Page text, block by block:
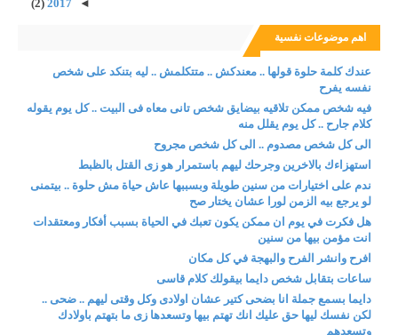
◄
2017
(2)
اهم موضوعات نفسية
عندك كلمة حلوة قولها .. معندكش .. متتكلمش .. ليه بتنكد على شخص
نفسه يفرح
فيه شخص ممكن تلاقيه بيضايق شخص تانى معاه فى البيت .. كل يوم يقوله
كلام جارح .. كل يوم يقلل منه
الى كل شخص مصدوم .. الى كل شخص مجروح
استهزاءك بالاخرين وجرحك ليهم باستمرار هو زى القتل بالظبط
ندم على اختيارات من سنين طويلة وبسببها عاش حياة مش حلوة .. بيتمنى
لو يرجع بيه الزمن لورا عشان يختار صح
هل فكرت في يوم ان ممكن يكون تعبك في الحياة بسبب أفكار ومعتقدات
انت مؤمن بيها من سنين
افرح وانشر الفرح والبهجة في كل مكان
ساعات بتقابل شخص دايما بيقولك كلام قاسى
دايما بسمع جملة انا بضحى كتير عشان اولادى وكل وقتى ليهم .. ضحى ..
لكن نفسك ليها حق عليك انك تهتم بيها وتسعدها زى ما بتهتم باولادك
وتسعدهم